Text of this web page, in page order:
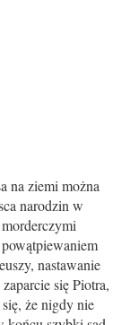
na ziemi można
narodzin w
nastawanie
się Piotra,
że nigdy nie